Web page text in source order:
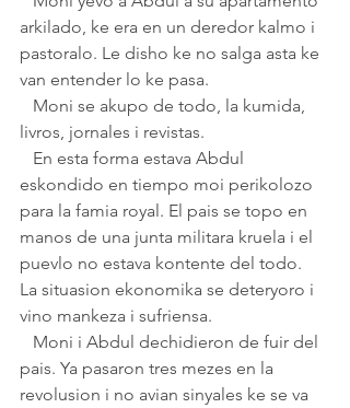
arkilado, ke era en un deredor kalmo i
pastoralo. Le disho ke no salga asta ke
van entender lo ke pasa.
livros, jornales i revistas.
eskondido en tiempo moi perikolozo
para la famia royal. El pais se topo en
manos de una junta militara kruela i el
puevlo no estava kontente del todo.
La situasion ekonomika se deteryoro i
vino mankeza i sufriensa.
pais. Ya pasaron tres mezes en la
revolusion i no avian sinyales ke se va